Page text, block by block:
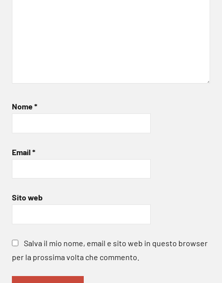
Nome*
Email *
Sito web
Salva il mio nome, email e sito web in questo browser
per la prossima volta che commento.